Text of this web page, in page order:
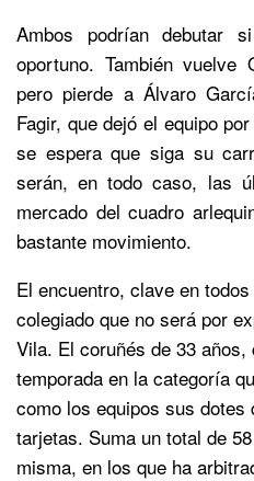
Ambos podrían debutar
oportuno. También
pero pierde a Álvaro
Fagir, que dejó el equipo
se espera que siga su
serán, en todo caso, las
mercado del cuadro
bastante movimiento.
El encuentro, clave en
colegiado que no será por
Vila. El coruñés de 33
temporada en la categoría
como los equipos sus
tarjetas. Suma un total de
misma, en los que ha